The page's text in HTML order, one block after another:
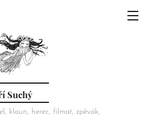
Suchý
klaun, herec, filmař, zpěvák,